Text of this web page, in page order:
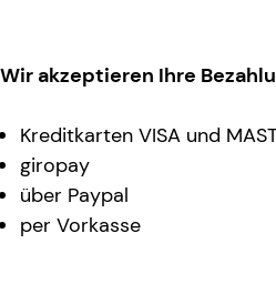
Wir akzeptieren Ihre
Kreditkarten VISA und
giropay
über Paypal
per Vorkasse